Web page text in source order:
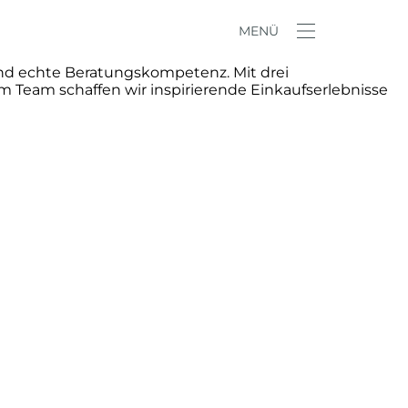
MENÜ
echte Beratungskompetenz. Mit drei
schaffen wir inspirierende Einkaufserlebnisse